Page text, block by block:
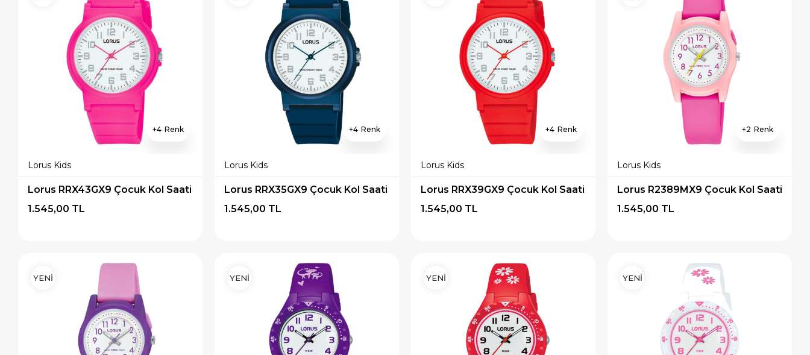
4
Lorus Kids
Lorus RRX43GX9 Çocuk Kol Saati
1.545,00 TL
4
Lorus Kids
Lorus RRX35GX9 Çocuk Kol Saati
1.545,00 TL
4
Lorus Kids
Lorus RRX39GX9 Çocuk Kol Saati
1.545,00 TL
2
Lorus Kids
Lorus R2389MX9 Çocuk Kol Saati
1.545,00 TL
YENİ YENİ YENİ YENİ